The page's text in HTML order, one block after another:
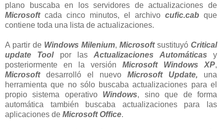
plano buscaba en los servidores de actualizaciones de
Microsoft cada cinco minutos, el archivo cufic.cab que
contiene toda una lista de actualizaciones.
A partir de Windows Milenium, Microsoft sustituyó Critical
update Toolpor lasActualizaciones Automáticas y
posteriormente en la versión Microsoft Windows XP,
Microsoftdesarrolló el nuevo Microsoft Update, una
herramienta que no sólo buscaba actualizaciones para el
propio sistema operativo Windows, sino que de forma
automática también buscaba actualizaciones para las
aplicaciones de Microsoft Office.